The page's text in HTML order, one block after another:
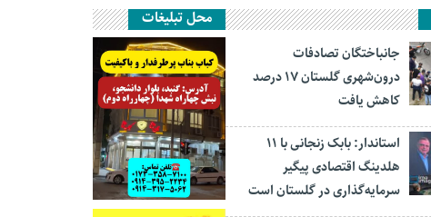
جانباختگان تصادفات
درون‌شهری گلستان ۱۷ درصد
کاهش یافت
استاندار: بابک زنجانی با ۱۱
هلدینگ اقتصادی پیگیر
سرمایه‌گذاری در گلستان است
محل تبلیغات